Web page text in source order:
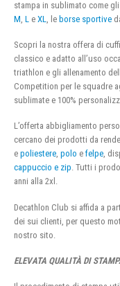
stampa in sublimato come gli
M L e XL , le borse sportive
Scopri la nostra offera di
classico e adatto all’uso
triathlon e gli allenamento
Competition per le squadre
sublimate e 100%
L’offerta abbigliamento
cercano dei prodotti da
e poliestere, polo e felpe,
cappuccio e zip. Tutti i
anni alla 2xl.
Decathlon Club si affida a
dei sui clienti, per questo
nostro sito.
ELEVATA QUALITÀ DI